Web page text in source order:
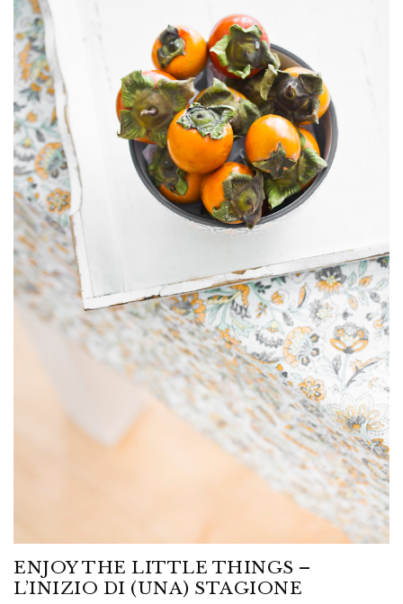
ENJOY THE LITTLE THINGS –
L’INIZIO DI (UNA) STAGIONE